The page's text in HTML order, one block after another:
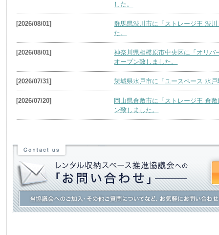
した。
[2026/08/01]
群馬県渋川市に「ストレージ王 渋
た。
[2026/08/01]
神奈川県相模原市中央区に「オリ
オープン致しました。
[2026/07/31] 茨城県水戸市に「ユースペース 水
[2026/07/20]
岡山県倉敷市に「ストレージ王 倉
ン致しました。